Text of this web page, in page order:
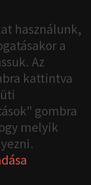
használunk,
a
Az
kattintva
gombra
melyik